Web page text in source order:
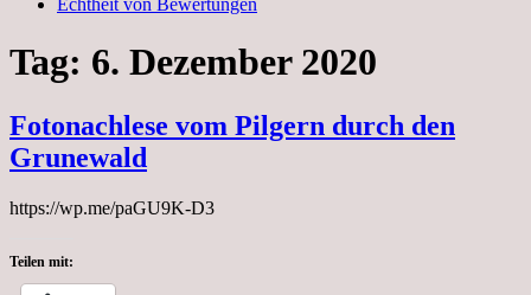
Echtheit von Bewertungen
Tag: 6. Dezember 2020
Fotonachlese vom Pilgern durch den
Grunewald
https://wp.me/paGU9K-D3
Teilen mit: